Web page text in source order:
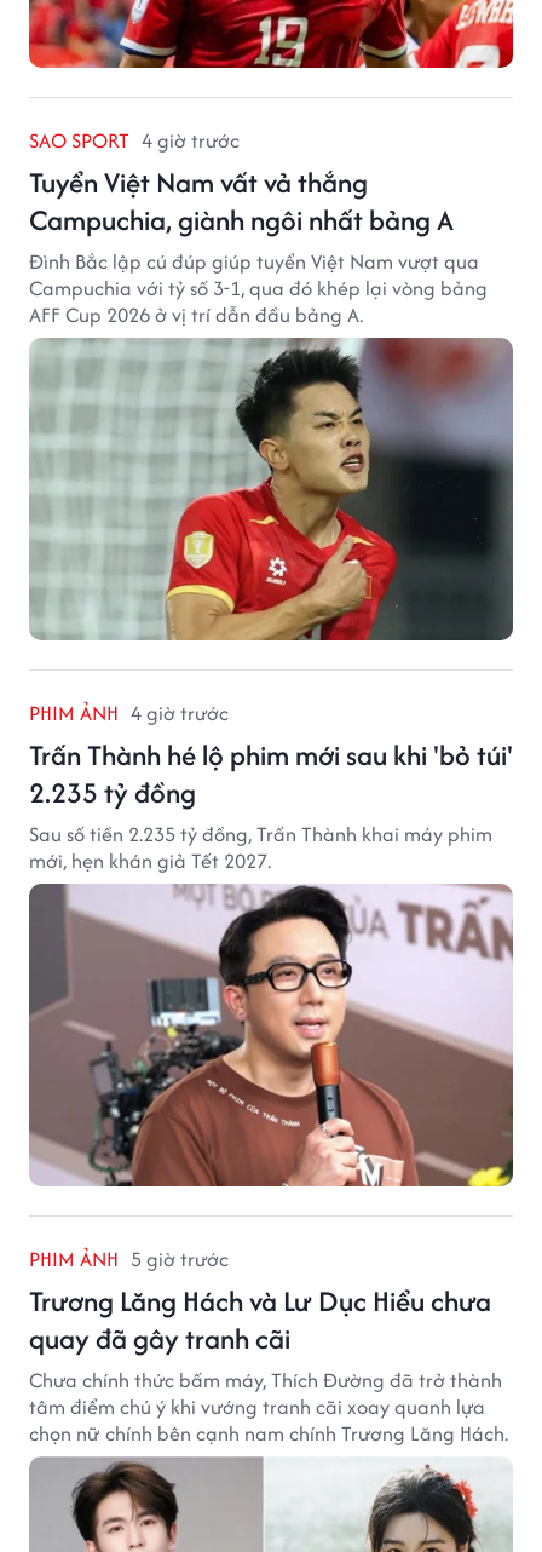
SAO SPORT 4 giờ trước
Tuyển Việt Nam vất vả thắng
Campuchia, giành ngôi nhất bảng A
Đình Bắc lập cú đúp giúp tuyển Việt Nam vượt qua
Campuchia với tỷ số 3-1, qua đó khép lại vòng bảng
AFF Cup 2026 ở vị trí dẫn đầu bảng A.
PHIM ẢNH 4 giờ trước
Trấn Thành hé lộ phim mới sau khi 'bỏ túi'
2.235 tỷ đồng
Sau số tiền 2.235 tỷ đồng, Trấn Thành khai máy phim
mới, hẹn khán giả Tết 2027.
PHIM ẢNH 5 giờ trước
Trương Lăng Hách và Lư Dục Hiểu chưa
quay đã gây tranh cãi
Chưa chính thức bấm máy, Thích Đường đã trở thành
tâm điểm chú ý khi vướng tranh cãi xoay quanh lựa
chọn nữ chính bên cạnh nam chính Trương Lăng Hách.